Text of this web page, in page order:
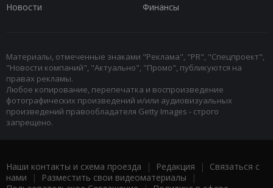
Новости
Финансы
Материалы, отмеченные знаками "Реклама", "PR", "Спецпроект",
"Новости компаний", "Актуально", "Промо", публикуются на
правах рекламы.
Любое копирование, перепечатка и воспроизведение
фотографических произведений и/или аудиовизуальных
произведений правообладателя Getty Images - строго
запрещено.
Наши контакты и схема проезда | Редакция | Связаться с
нами | Разместить свои видеоматериалы |